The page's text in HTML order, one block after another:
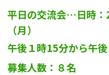
平日の交流会…日時：
（月）
午後１時15分から午
募集人数：８名